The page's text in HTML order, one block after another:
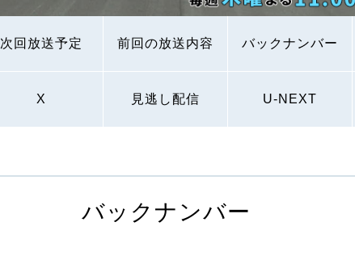
次回放送予定 前回の放送内容 バックナンバー
X 見逃し配信 U-NEXT
バックナンバー